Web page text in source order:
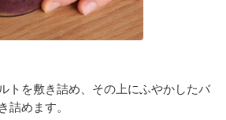
トを敷き詰め、その上にふやかしたバ
詰めます。